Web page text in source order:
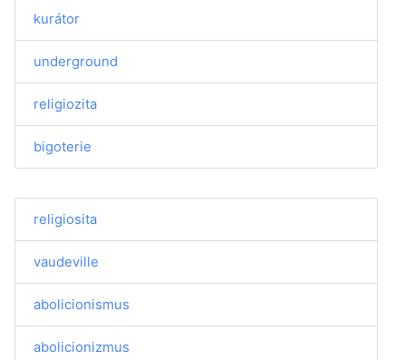
kurátor
underground
religiozita
bigoterie
religiosita
vaudeville
abolicionismus
abolicionizmus